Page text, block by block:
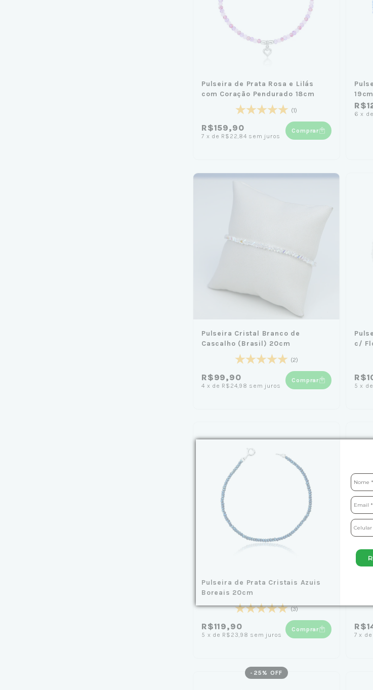
Pulseira de Prata Rosa e Lilás
com Coração Pendurado 18cm
(1)
R$159,90
7 x de R$22,84 sem juros
Comprar
19cm
6 x de
Pulseira Cristal Branco de
Cascalho (Brasil) 20cm
(2)
R$99,90
4 x de R$24,98 sem juros
Comprar
c/
5 x de
Pulseira de Prata Cristais Azuis
Boreais 20cm
(3)
R$119,90
5 x de R$23,98 sem juros
Comprar
7 x de
- 25 % OFF